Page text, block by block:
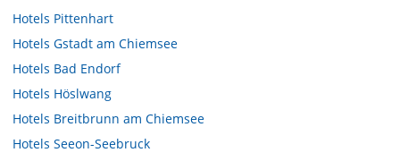
Hotels Pittenhart
Hotels Gstadt am Chiemsee
Hotels Bad Endorf
Hotels Höslwang
Hotels Breitbrunn am Chiemsee
Hotels Seeon-Seebruck